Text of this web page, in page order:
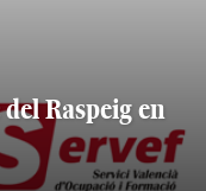
Raspeig en